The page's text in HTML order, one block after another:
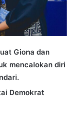
Giona dan
mencalokan diri
Demokrat